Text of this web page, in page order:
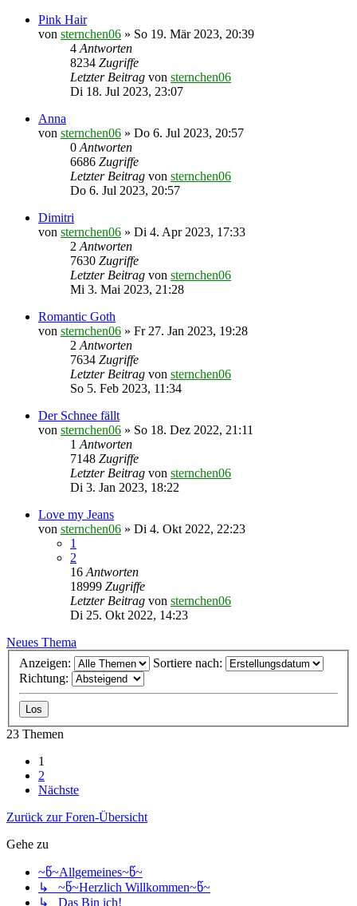
Pink Hair
von sternchen06 » So 19. Mär 2023, 20:39
4 Antworten
8234 Zugriffe
Letzter Beitrag von sternchen06
Di 18. Jul 2023, 23:07
Anna
von sternchen06 » Do 6. Jul 2023, 20:57
0 Antworten
6686 Zugriffe
Letzter Beitrag von sternchen06
Do 6. Jul 2023, 20:57
Dimitri
von sternchen06 » Di 4. Apr 2023, 17:33
2 Antworten
7630 Zugriffe
Letzter Beitrag von sternchen06
Mi 3. Mai 2023, 21:28
Romantic Goth
von sternchen06 » Fr 27. Jan 2023, 19:28
2 Antworten
7634 Zugriffe
Letzter Beitrag von sternchen06
So 5. Feb 2023, 11:34
Der Schnee fällt
von sternchen06 » So 18. Dez 2022, 21:11
1 Antworten
7148 Zugriffe
Letzter Beitrag von sternchen06
Di 3. Jan 2023, 18:22
Love my Jeans
von sternchen06 » Di 4. Okt 2022, 22:23
1
2
16 Antworten
18999 Zugriffe
Letzter Beitrag von sternchen06
Di 25. Okt 2022, 14:23
Neues Thema
Anzeigen:
Sortiere nach:
Richtung:
23 Themen
1
2
Nächste
Zurück zur Foren-Übersicht
Gehe zu
~წ~Allgemeines~წ~
↳ ~წ~Herzlich Willkommen~წ~
↳ Das Bin ich!